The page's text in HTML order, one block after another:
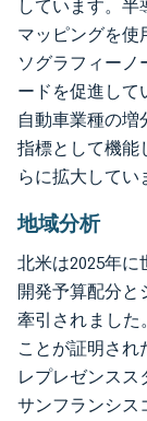
しています。
マッピングを使
ソグラフィーノ
ードを促進して
自動車業種の
指標として機能
らに拡大してい
地域分析
北米は2025年に
開発予算配分と
牽引されました
ことが証明され
レプレゼンスス
サンフランシス